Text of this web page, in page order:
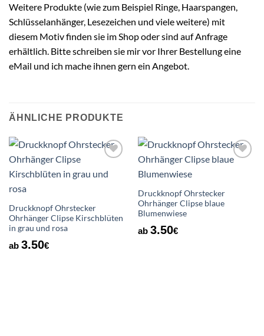
Weitere Produkte (wie zum Beispiel Ringe, Haarspangen,
Schlüsselanhänger, Lesezeichen und viele weitere) mit
diesem Motiv finden sie im Shop oder sind auf Anfrage
erhältlich. Bitte schreiben sie mir vor Ihrer Bestellung eine
eMail und ich mache ihnen gern ein Angebot.
ÄHNLICHE PRODUKTE
Wunschliste
Druckknopf Ohrstecker
Ohrhänger Clipse Kirschblüten
in grau und rosa
ab 3.50€
Druckknopf Ohrstecker
Ohrhänger Clipse blaue
Blumenwiese
ab 3.50€